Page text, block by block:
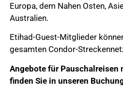
Europa, dem Nahen Osten,
Australien.
Etihad-Guest-Mitglieder
gesamten Condor-
Angebote für Pauschalreisen
finden Sie in unseren